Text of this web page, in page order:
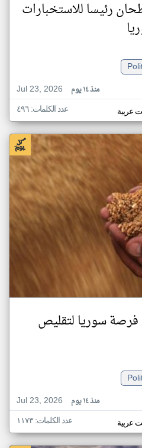
رئيسا للاستخبارات
Jul 23, 2026
منذ ١٤ يوم
عربية عدد الكلمات: ٤٩٦
فرصة سوريا لتقليص
Jul 23, 2026
منذ ١٤ يوم
عربية عدد الكلمات: ١١٧٣